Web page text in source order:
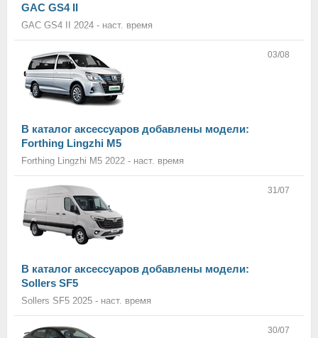
GAC GS4 II
GAC GS4 II 2024 - наст. время
03/08
В каталог аксессуаров добавлены модели:
Forthing Lingzhi M5
Forthing Lingzhi M5 2022 - наст. время
31/07
В каталог аксессуаров добавлены модели:
Sollers SF5
Sollers SF5 2025 - наст. время
30/07